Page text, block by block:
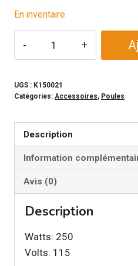
En inventaire
chauffante
pour
UGS : K150021
Catégories: Accessoires, Poules
Description
Information
Avis (0)
Description
Watts: 250
Volts: 115